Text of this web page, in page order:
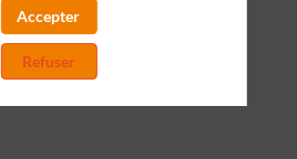
Accepter
Refuser